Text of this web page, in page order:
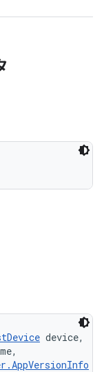
device,